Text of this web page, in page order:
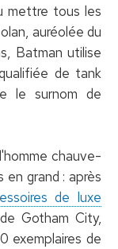
mettre tous les
auréolée du
Batman utilise
de tank
le surnom de
chauve-
grand : après
de luxe
Gotham City,
exemplaires de